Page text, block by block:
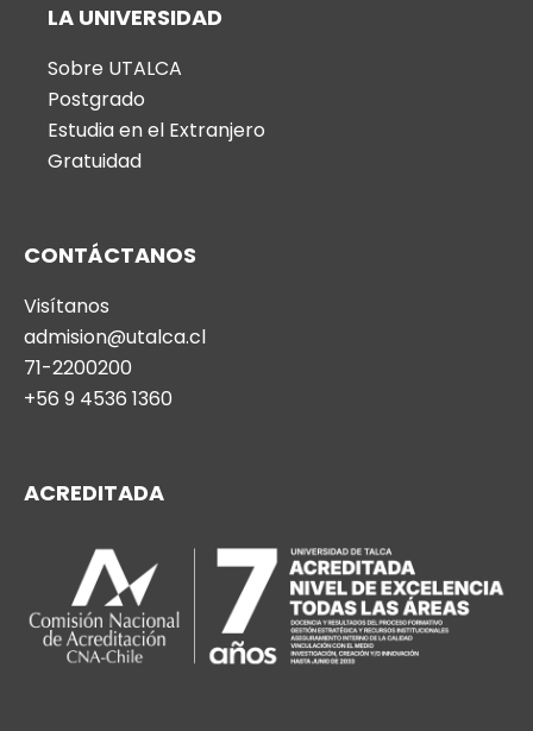
LA UNIVERSIDAD
Sobre UTALCA
Postgrado
Estudia en el Extranjero
Gratuidad
CONTÁCTANOS
Visítanos
admision@utalca.cl
71-2200200
+56 9 4536 1360
ACREDITADA